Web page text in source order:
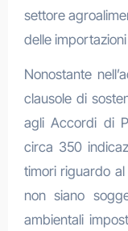
settore
delle importazioni
Nonostante
clausole di
agli Accordi di
circa 350
timori riguardo
non siano
ambientali